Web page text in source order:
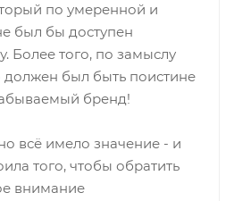
по умеренной и
был бы доступен
Более того, по замыслу
должен был быть поистине
бренд!
всё имело значение - и
того, чтобы обратить
внимание